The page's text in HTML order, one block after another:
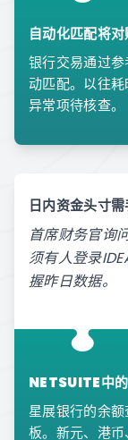
自动化匹配将
银行交易通过
动匹配。以往
异常项待核查。
日内资金头寸
首席财务官询
须有人登录
握昨日数据。
NETSUITE中
星展银行的余
板。新元、港